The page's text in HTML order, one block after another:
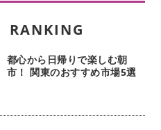
都心から日帰りで楽しむ朝
市！ 関東のおすすめ市場5選